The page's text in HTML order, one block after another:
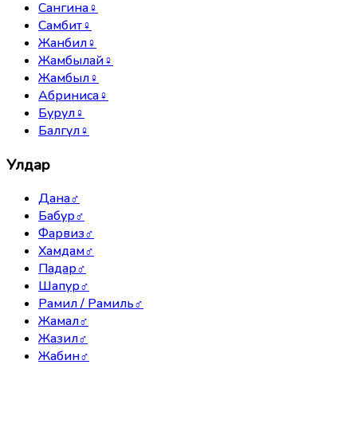
Сангина♀
Самбит♀
Жанбил♀
Жамбылай♀
Жамбыл♀
Абриниса♀
Бурул♀
Балгүл♀
Улдар
Дана♂
Бабур♂
Фарвиз♂
Хамдам♂
Падар♂
Шапур♂
Рамил / Рамиль♂
Жамал♂
Жазил♂
Жабин♂